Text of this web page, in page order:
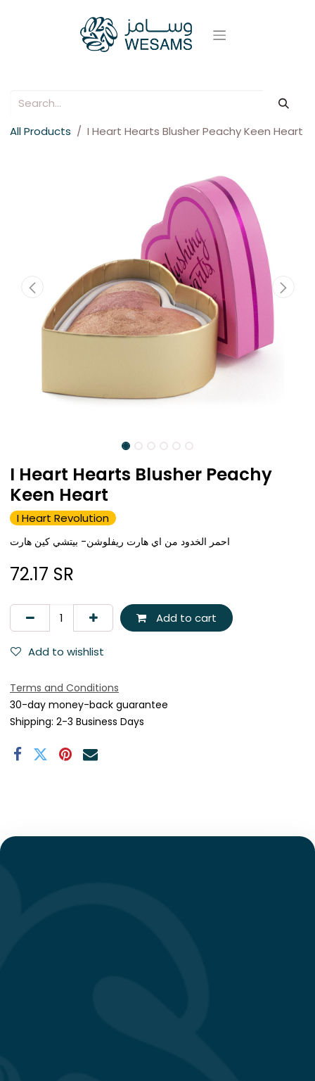
All Products I Heart Hearts Blusher Peachy Keen Heart
I Heart Hearts Blusher Peachy
Keen Heart
I Heart Revolution
احمر الخدود من اي هارت ريفلوشن- بيتشي كين هارت
72.17 SR
Add to cart
Add to wishlist
Terms and Conditions
30-day money-back guarantee
Shipping: 2-3 Business Days